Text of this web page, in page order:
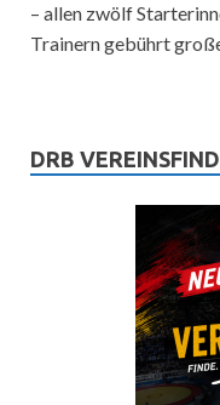
– allen zwölf
Trainern gebührt
DRB